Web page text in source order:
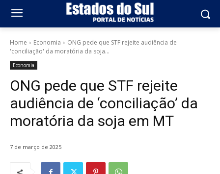
Home Economia
ONG pede que STF rejeite audiência de
'conciliação' da moratória da soja...
Economia
ONG pede que STF rejeite
audiência de ‘conciliação’ da
moratória da soja em MT
7 de março de 2025